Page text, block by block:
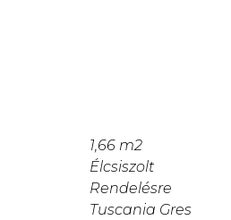
1,66 m2
Élcsiszolt
Rendelésre
Tuscania Gres